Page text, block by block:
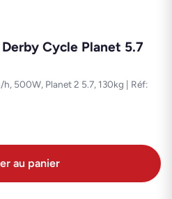
Cycle Planet 5.7
500W, Planet 2 5.7, 130kg | Réf:
au panier